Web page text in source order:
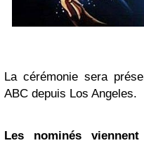
La cérémonie sera
ABC depuis Los Angeles.
Les nominés